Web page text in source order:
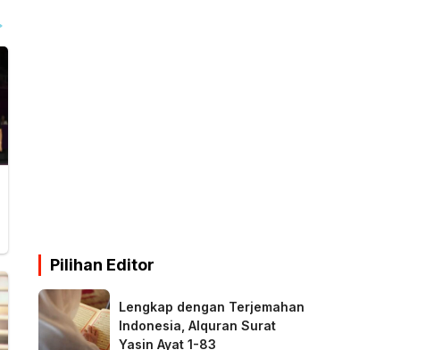
Pilihan Editor
Lengkap dengan Terjemahan
Indonesia, Alquran Surat
Yasin Ayat 1-83